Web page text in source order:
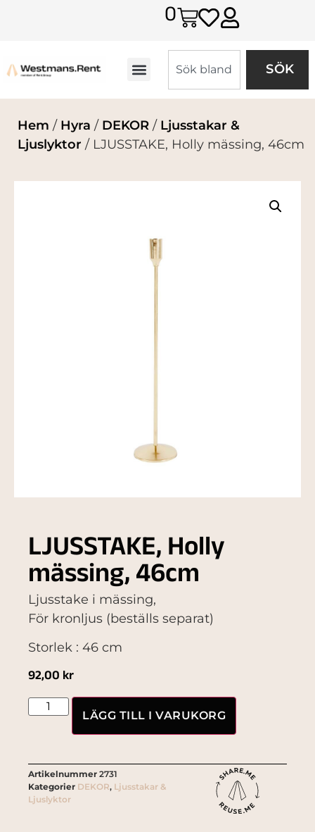
0
SÖK
Hem / Hyra / DEKOR / Ljusstakar &
Ljuslyktor / LJUSSTAKE, Holly mässing, 46cm
LJUSSTAKE, Holly
mässing, 46cm
Ljusstake i mässing,
För kronljus (beställs separat)
Storlek : 46 cm
92,00 kr
LÄGG TILL I VARUKORG
Artikelnummer 2731
Kategorier DEKOR, Ljusstakar &
Ljuslyktor